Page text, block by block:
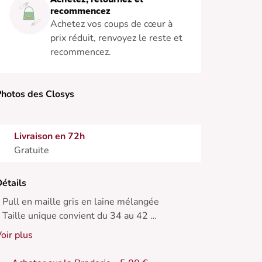
recommencez
Achetez vos coups de cœur à
prix réduit, renvoyez le reste et
recommencez.
des Closys
Livraison en 72h
Gratuite
Pull en maille gris en laine mélangée
Taille unique convient du 34 au 42
Col montant avec dentelle
• Détails dentelle sur les poignets
plus